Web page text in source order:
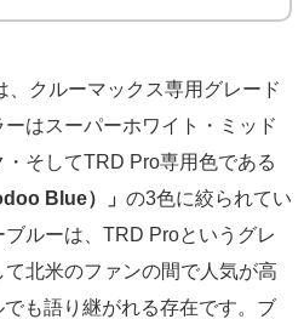
クルーマックス専用グレード
はスーパーホワイト・ミッド
そしてTRD Pro専用色である
Blue）」 の3色に絞られてい
ルーは、TRD Proというグレ
北米のファンの間で人気が高
も語り継がれる存在です。ブ